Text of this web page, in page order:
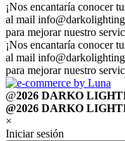
¡Nos encantaría conocer
al mail
para mejorar nuestro
¡Nos encantaría conocer
al mail
para mejorar nuestro
@2026 DARKO
@2026 DARKO
×
Iniciar sesión